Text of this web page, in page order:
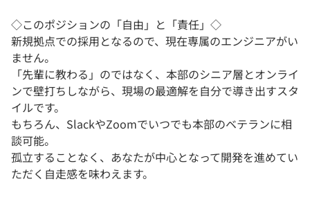
◇このポジションの「自由」と「責任」◇
新規拠点での採用となるので、現在専属のエンジニアがい
ません。
「先輩に教わる」のではなく、本部のシニア層とオンライ
ンで壁打ちしながら、現場の最適解を自分で導き出すスタ
イルです。
もちろん、SlackやZoomでいつでも本部のベテランに相
談可能。
孤立することなく、あなたが中心となって開発を進めてい
ただく自走感を味わえます。